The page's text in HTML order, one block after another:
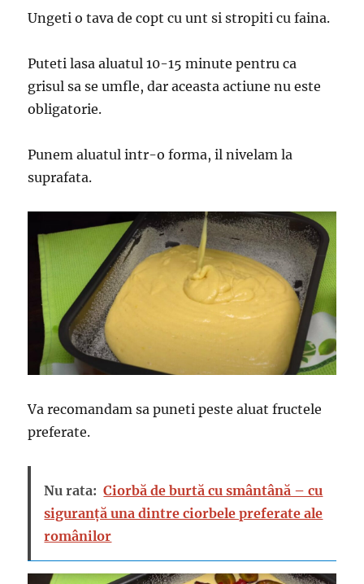
Ungeti o tava de copt cu unt si stropiti cu faina.
Puteti lasa aluatul 10-15 minute pentru ca
grisul sa se umfle, dar aceasta actiune nu este
obligatorie.
Punem aluatul intr-o forma, il nivelam la
suprafata.
Va recomandam sa puneti peste aluat fructele
preferate.
Nu rata: Ciorbă de burtă cu smântână – cu
siguranță una dintre ciorbele preferate ale
românilor